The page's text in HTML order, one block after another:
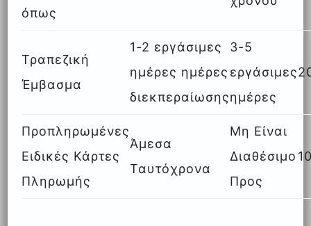
όπως
Τραπεζική
Έμβασμα
1-2 εργάσιμες
ημέρες ημέρες
διεκπεραίωσης
3-5
εργάσιμες
ημέρες
Προπληρωμένες
Ειδικές Κάρτες
Πληρωμής
Άμεσα
Ταυτόχρονα
Μη Είναι
Διαθέσιμο
Προς